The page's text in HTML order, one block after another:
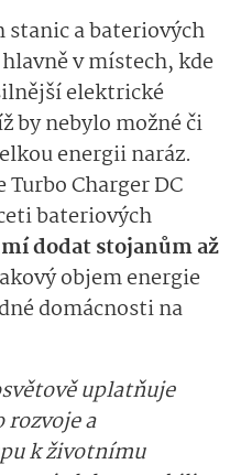
stanic a bateriových
v místech, kde
elektrické
by nebylo možné či
energii naráz.
Charger DC
bateriových
dodat stojanům až
objem energie
domácnosti na
uplatňuje
a
k životnímu